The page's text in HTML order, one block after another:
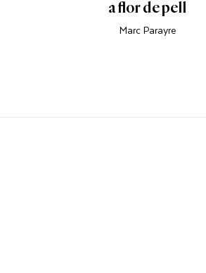
a flor de pell
Marc Parayre